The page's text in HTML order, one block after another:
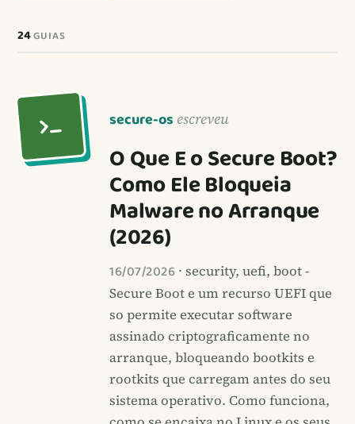
24GUIAS
secure-os escreveu
O Que E o Secure Boot?
Como Ele Bloqueia
Malware no Arranque
(2026)
16/07/2026 · security, uefi, boot -
Secure Boot e um recurso UEFI que
so permite executar software
assinado criptograficamente no
arranque, bloqueando bootkits e
rootkits que carregam antes do seu
sistema operativo. Como funciona,